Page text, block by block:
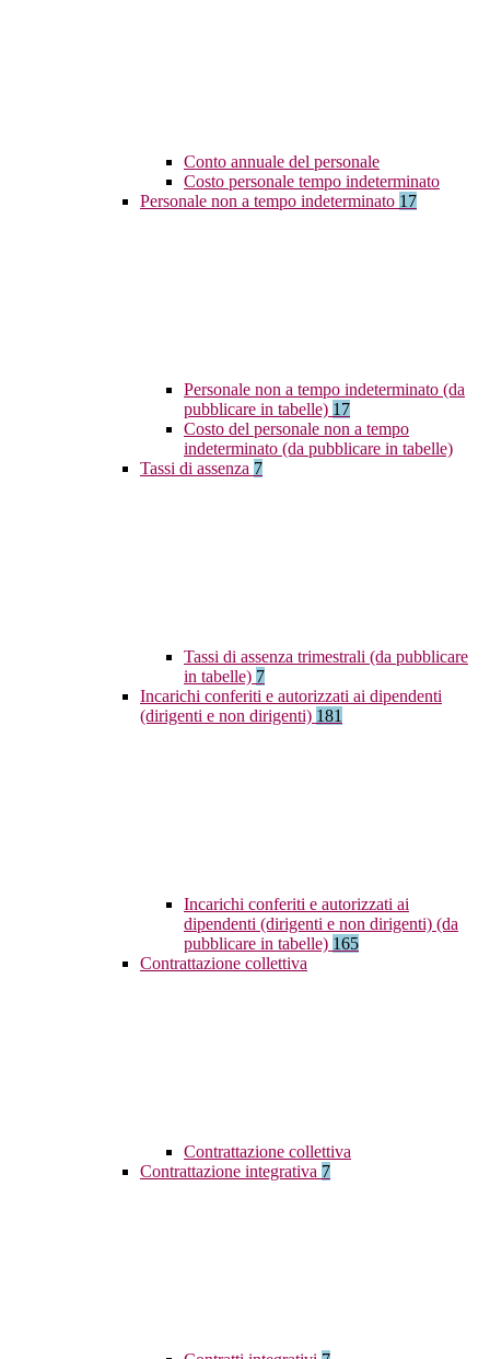
Conto annuale del personale
Costo personale tempo indeterminato
Personale non a tempo indeterminato 17
Personale non a tempo indeterminato (da
pubblicare in tabelle) 17
Costo del personale non a tempo
indeterminato (da pubblicare in tabelle)
Tassi di assenza 7
Tassi di assenza trimestrali (da pubblicare
in tabelle) 7
Incarichi conferiti e autorizzati ai dipendenti
(dirigenti e non dirigenti) 181
Incarichi conferiti e autorizzati ai
dipendenti (dirigenti e non dirigenti) (da
pubblicare in tabelle) 165
Contrattazione collettiva
Contrattazione collettiva
Contrattazione integrativa 7